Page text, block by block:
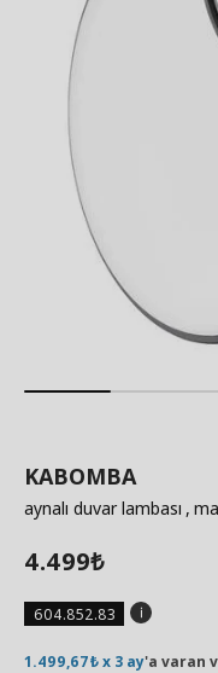
KABOMBA
aynalı duvar lambası ,
4.499₺
604.852.83
1.499,67₺ x 3 ay'a varan